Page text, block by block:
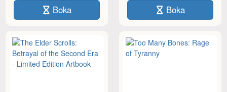
Boka Boka